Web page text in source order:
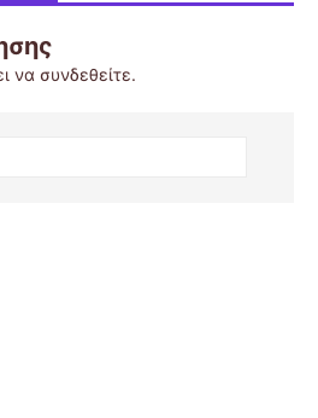
να συνδεθείτε.